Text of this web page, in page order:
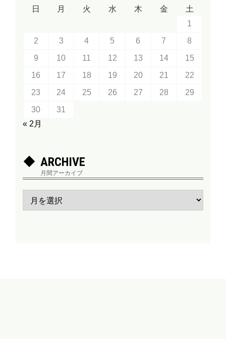
日 月 火 水 木 金
土
1
2
3 4 5 6 7
8
9
10 11 12 13 14
15
16
17 18 19 20 21
22
23
24 25 26 27 28
29
30
31
« 2月
ARCHIVE
月間アーカイブ